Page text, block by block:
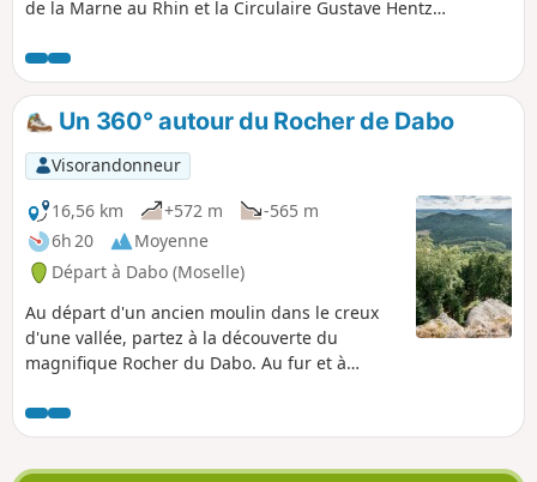
de la Marne au Rhin et la Circulaire Gustave Hentz
dont Pulsfels Bellevue et le Krappenfels (Rocher du
Corbeau).
Un 360° autour du Rocher de Dabo
Visorandonneur
16,56 km
+572 m
-565 m
6h 20
Moyenne
Départ à Dabo (Moselle)
Au départ d'un ancien moulin dans le creux
d'une vallée, partez à la découverte du
magnifique Rocher du Dabo. Au fur et à
découvrirez sous différents angles. De
magnifiques paysages et le patrimoine local
vous charmeront.